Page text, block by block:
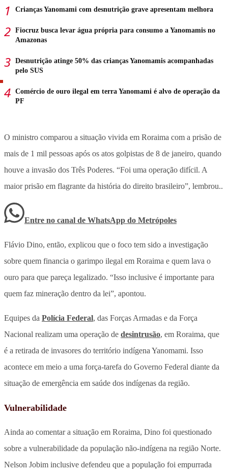
Crianças Yanomami com desnutrição grave apresentam melhora
Fiocruz busca levar água própria para consumo a Yanomamis no
Amazonas
Desnutrição atinge 50% das crianças Yanomamis acompanhadas
pelo SUS
Comércio de ouro ilegal em terra Yanomami é alvo de operação da
PF
O ministro comparou a situação vivida em Roraima com a prisão de
mais de 1 mil pessoas após os atos golpistas de 8 de janeiro, quando
houve a invasão dos Três Poderes. “Foi uma operação difícil. A
maior prisão em flagrante da história do direito brasileiro”, lembrou..
Entre no canal de WhatsApp do Metrópoles
Flávio Dino, então, explicou que o foco tem sido a investigação
sobre quem financia o garimpo ilegal em Roraima e quem lava o
ouro para que pareça legalizado. “Isso inclusive é importante para
quem faz mineração dentro da lei”, apontou.
Equipes da Polícia Federal, das Forças Armadas e da Força
Nacional realizam uma operação de desintrusão, em Roraima, que
é a retirada de invasores do território indígena Yanomami. Isso
acontece em meio a uma força-tarefa do Governo Federal diante da
situação de emergência em saúde dos indígenas da região.
Vulnerabilidade
Ainda ao comentar a situação em Roraima, Dino foi questionado
sobre a vulnerabilidade da população não-indígena na região Norte.
Nelson Jobim inclusive defendeu que a população foi empurrada